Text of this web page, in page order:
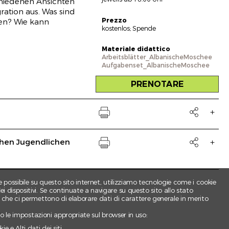
aus. Was sind
Wie kann
Prezzo
kostenlos; Spende
Materiale didattico
Arbeitsblätter_AlbanischeMoschee
Aufgabenset_AlbanischeMoschee
PRENOTARE

Jugendlichen 
possibile su questo sito internet, utilizziamo tecnologie come i cookie
dispositivi. Se continuate a navigare su questo sito allo stato
ci permettono di elaborare dati di carattere generale in merito
le impostazioni appropriate sul browser in uso: